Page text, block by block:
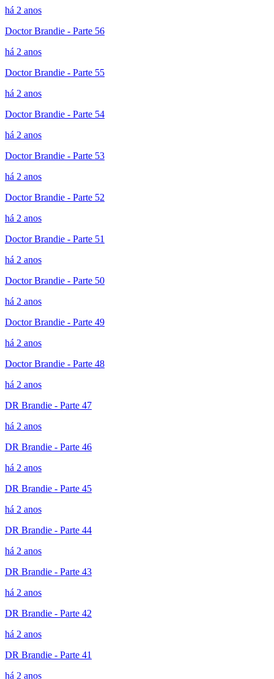
há 2 anos
Doctor Brandie - Parte 56
há 2 anos
Doctor Brandie - Parte 55
há 2 anos
Doctor Brandie - Parte 54
há 2 anos
Doctor Brandie - Parte 53
há 2 anos
Doctor Brandie - Parte 52
há 2 anos
Doctor Brandie - Parte 51
há 2 anos
Doctor Brandie - Parte 50
há 2 anos
Doctor Brandie - Parte 49
há 2 anos
Doctor Brandie - Parte 48
há 2 anos
DR Brandie - Parte 47
há 2 anos
DR Brandie - Parte 46
há 2 anos
DR Brandie - Parte 45
há 2 anos
DR Brandie - Parte 44
há 2 anos
DR Brandie - Parte 43
há 2 anos
DR Brandie - Parte 42
há 2 anos
DR Brandie - Parte 41
há 2 anos